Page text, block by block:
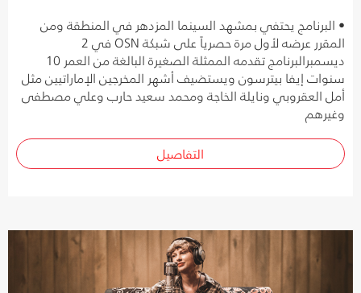
• البرنامج يحتفي بمشهد السينما المزدهر في المنطقة ومن
المقرر عرضه لأول مرة حصرياً على شبكة OSN في 2
ديسمبرالبرنامج تقدمه الممثلة الصغيرة البالغة من العمر 10
سنوات إيفا بيترسون ويستضيف أشهر المخرجين الإماراتيين مثل
أمل العقروبي ونايلة الخاجة ومحمد سعيد حارب وعلي مصطفى
وغيرهم
التفاصيل